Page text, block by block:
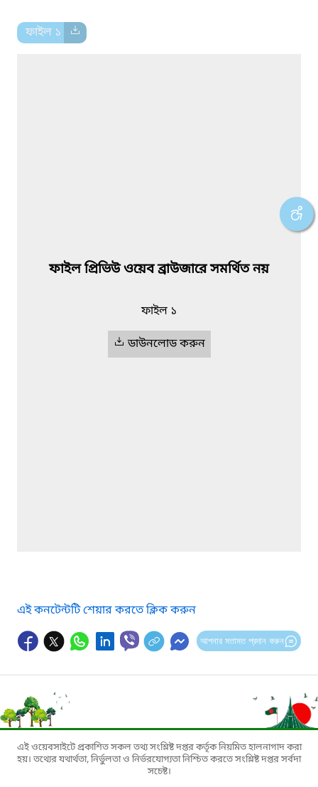
ফাইল ১
ফাইল প্রিভিউ ওয়েব ব্রাউজারে সমর্থিত নয়
ফাইল ১
ডাউনলোড করুন
এই কনটেন্টটি শেয়ার করতে ক্লিক করুন
আপনার মতামত প্রদান করুন
এই ওয়েবসাইটে প্রকাশিত সকল তথ্য সংশ্লিষ্ট দপ্তর কর্তৃক নিয়মিত হালনাগাদ করা
হয়। তথ্যের যথার্থতা, নির্ভুলতা ও নির্ভরযোগ্যতা নিশ্চিত করতে সংশ্লিষ্ট দপ্তর সর্বদা
সচেষ্ট।